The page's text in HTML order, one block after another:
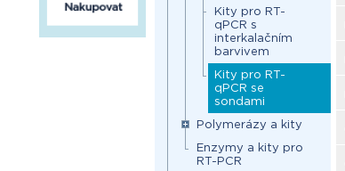
Kity pro RT-
qPCR s
interkalačním
barvivem
Kity pro RT-
qPCR se
sondami
Polymerázy a kity
Enzymy a kity pro
RT-PCR